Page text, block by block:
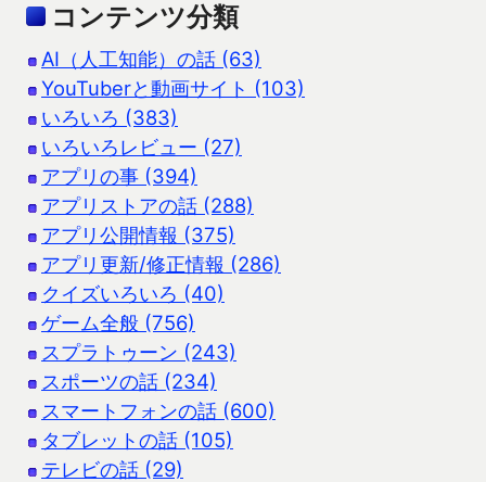
コンテンツ分類
AI（人工知能）の話 (63)
YouTuberと動画サイト (103)
いろいろ (383)
いろいろレビュー (27)
アプリの事 (394)
アプリストアの話 (288)
アプリ公開情報 (375)
アプリ更新/修正情報 (286)
クイズいろいろ (40)
ゲーム全般 (756)
スプラトゥーン (243)
スポーツの話 (234)
スマートフォンの話 (600)
タブレットの話 (105)
テレビの話 (29)